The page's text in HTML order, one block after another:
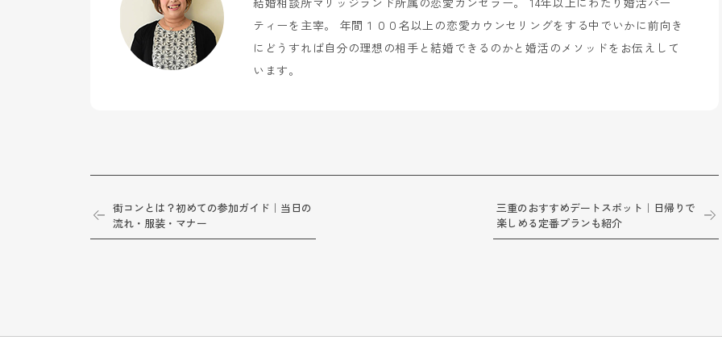
ティーを主宰。 年間１００名以上の恋愛カウンセリングをする中でいかに前向き
にどうすれば自分の理想の相手と結婚できるのかと婚活のメソッドをお伝えして
います。
街コンとは？初めての参加ガイド｜当日の
流れ・服装・マナー
三重のおすすめデートスポット｜日帰りで
楽しめる定番プランも紹介